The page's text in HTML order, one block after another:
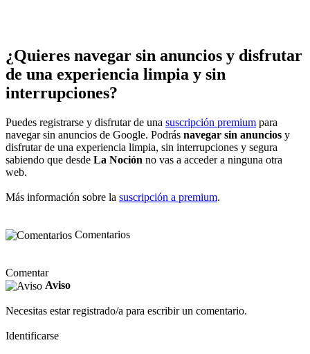
¿Quieres navegar sin anuncios y disfrutar
de una experiencia limpia y sin
interrupciones?
Puedes registrarse y disfrutar de una suscripción premium para
navegar sin anuncios de Google. Podrás navegar sin anuncios y
disfrutar de una experiencia limpia, sin interrupciones y segura
sabiendo que desde La Noción no vas a acceder a ninguna otra
web.
Más información sobre la suscripción a premium.
Comentarios
Comentar
Aviso
Necesitas estar registrado/a para escribir un comentario.
Identificarse